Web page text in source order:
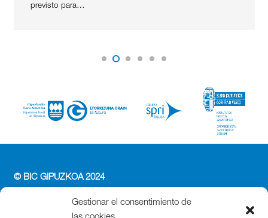
Gestionar el consentimiento de
previsto para…
© BIC GIPUZKOA 2024
PERFIL DEL CONTRATANTE
ACCESIBILIDAD